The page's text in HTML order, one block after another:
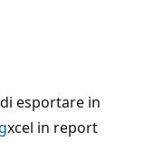
esportare in
xcel in report